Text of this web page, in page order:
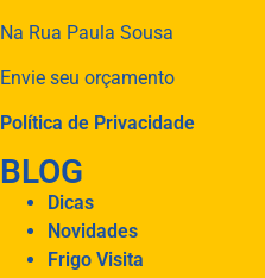
Na Rua Paula Sousa
Envie seu orçamento
Política de Privacidade
BLOG
Dicas
Novidades
Frigo Visita